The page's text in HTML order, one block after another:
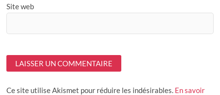
Site web
Ce site utilise Akismet pour réduire les indésirables. En savoir